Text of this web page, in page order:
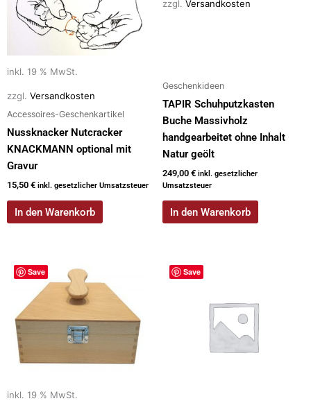
inkl. 19 % MwSt.
zzgl. Versandkosten
Accessoires-Geschenkartikel
Nussknacker Nutcracker
KNACKMANN optional mit
Gravur
15,50 € inkl. gesetzlicher Umsatzsteuer
In den Warenkorb
zzgl. Versandkosten
Geschenkideen
TAPIR Schuhputzkasten
Buche Massivholz
handgearbeitet ohne Inhalt
Natur geölt
249,00 € inkl. gesetzlicher
Umsatzsteuer
In den Warenkorb
Save
inkl. 19 % MwSt.
Save